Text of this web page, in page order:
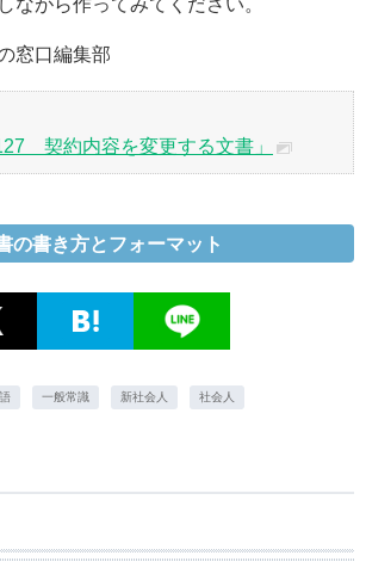
ながら作ってみてください。
窓口編集部
契約内容を変更する文書」
の書き方とフォーマット
一般常識 新社会人 社会人